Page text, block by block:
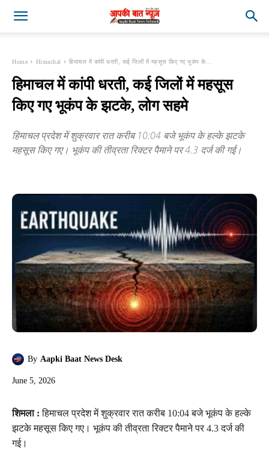
Home Himachal हिमाचल में कांपी धरती, कई जिलों में महसूस किए गए भूकंप के...
हिमाचल में कांपी धरती, कई जिलों में महसूस
किए गए भूकंप के झटके, लोग सहमे
हिमाचल प्रदेश में शुक्रवार रात करीब 10:04 बजे भूकंप के हल्के झटके
महसूस किए गए। भूकंप की तीव्रता रिक्टर पैमाने पर 4.3 दर्ज की गई।
By Aapki Baat News Desk
June 5, 2026
शिमला : हिमाचल प्रदेश में शुक्रवार रात करीब 10:04 बजे भूकंप के हल्के
झटके महसूस किए गए। भूकंप की तीव्रता रिक्टर पैमाने पर 4.3 दर्ज की
गई।